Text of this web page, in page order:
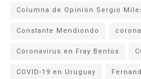
Columna de Opinión Sergio
Constante Mendiondo
Coronavirus en Fray Bentos
COVID-19 en Uruguay